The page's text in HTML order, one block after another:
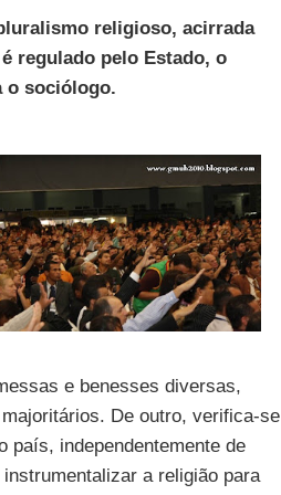
religioso, acirrada
regulado pelo Estado, o
o sociólogo.
e benesses diversas,
De outro, verifica-se
país, independentemente de
a religião para